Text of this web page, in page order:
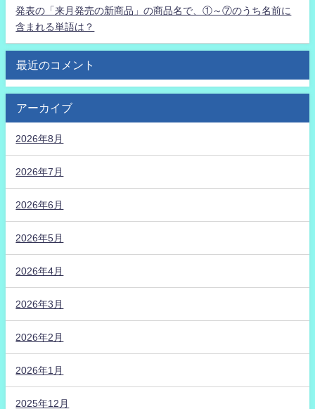
発表の「来月発売の新商品」の商品名で、①～⑦のうち名前に
含まれる単語は？
最近のコメント
アーカイブ
2026年8月
2026年7月
2026年6月
2026年5月
2026年4月
2026年3月
2026年2月
2026年1月
2025年12月